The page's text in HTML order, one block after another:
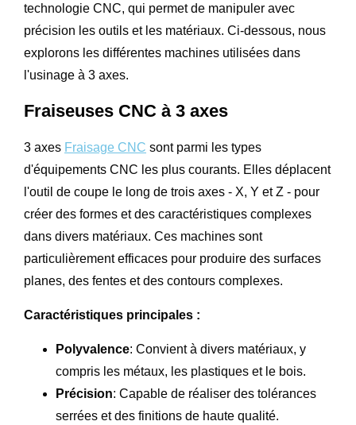
technologie CNC, qui permet de manipuler avec
précision les outils et les matériaux. Ci-dessous, nous
explorons les différentes machines utilisées dans
l'usinage à 3 axes.
Fraiseuses CNC à 3 axes
3 axes Fraisage CNC sont parmi les types
d'équipements CNC les plus courants. Elles déplacent
l'outil de coupe le long de trois axes - X, Y et Z - pour
créer des formes et des caractéristiques complexes
dans divers matériaux. Ces machines sont
particulièrement efficaces pour produire des surfaces
planes, des fentes et des contours complexes.
Caractéristiques principales :
Polyvalence: Convient à divers matériaux, y
compris les métaux, les plastiques et le bois.
Précision: Capable de réaliser des tolérances
serrées et des finitions de haute qualité.